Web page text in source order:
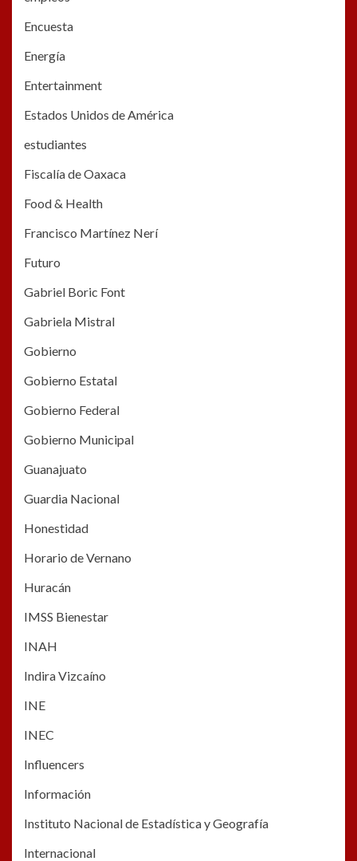
Encuesta
Energía
Entertainment
Estados Unidos de América
estudiantes
Fiscalía de Oaxaca
Food & Health
Francisco Martínez Nerí
Futuro
Gabriel Boric Font
Gabriela Mistral
Gobierno
Gobierno Estatal
Gobierno Federal
Gobierno Municipal
Guanajuato
Guardia Nacional
Honestidad
Horario de Vernano
Huracán
IMSS Bienestar
INAH
Indira Vizcaíno
INE
INEC
Influencers
Información
Instituto Nacional de Estadística y Geografía
Internacional